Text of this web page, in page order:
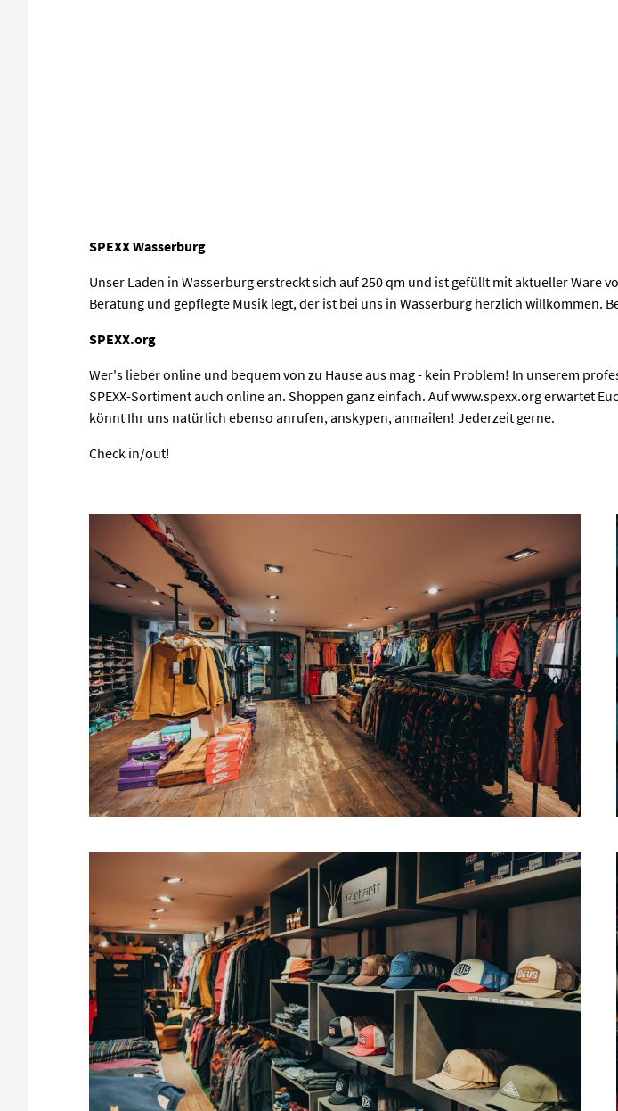
SPEXX Wasserburg
Unser Laden in Wasserburg erstreckt sich auf 250 qm und ist gefüllt mit aktueller Ware
Beratung und gepflegte Musik legt, der ist bei uns in Wasserburg herzlich willkommen.
SPEXX.org
Wer's lieber online und bequem von zu Hause aus mag - kein Problem! In unserem
SPEXX-Sortiment auch online an. Shoppen ganz einfach. Auf www.spexx.org erwartet
könnt Ihr uns natürlich ebenso anrufen, anskypen, anmailen! Jederzeit gerne.
Check in/out!